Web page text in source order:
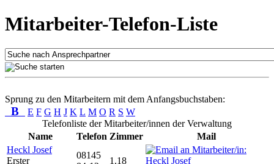
Mitarbeiter-Telefon-Liste
Sprung zu den Mitarbeitern mit dem Anfangsbuchstaben:
B E F G H J K L M O R S W
Telefonliste der Mitarbeiter/innen der Verwaltung
Name
Telefon Zimmer
Mail
Heckl Josef
Erster
08145
1.18